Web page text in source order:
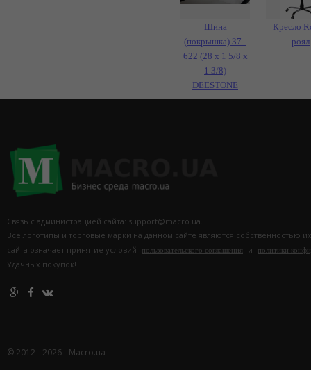
Шина
(покрышка) 37 -
622 (28 х 1 5/8 х
1 3/8)
DEЕSTONE
Кресло
роял
Связь с администрацией сайта: support@macro.ua.
Все логотипы и торговые марки на данном сайте являются собственностью
сайта означает принятие условий
пользовательского соглашения и политики
Удачных покупок!
© 2012 - 2026 - Macro.ua